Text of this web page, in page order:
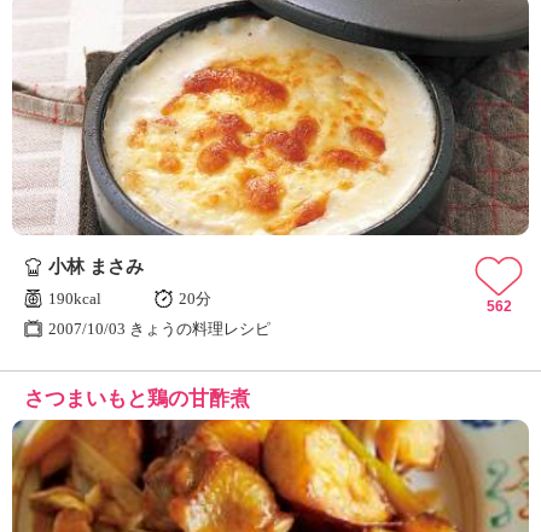
小林 まさみ
190kcal
20分
2007/10/03 きょうの料理レシピ
562
さつまいもと鶏の甘酢煮